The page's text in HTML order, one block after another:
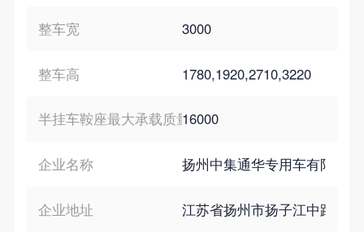
整车宽 3000
整车高 1780,1920,2710,3220
半挂车鞍座最大承载质量16000
企业名称 扬州中集通华专用车有限公司
企业地址 江苏省扬州市扬子江中路139